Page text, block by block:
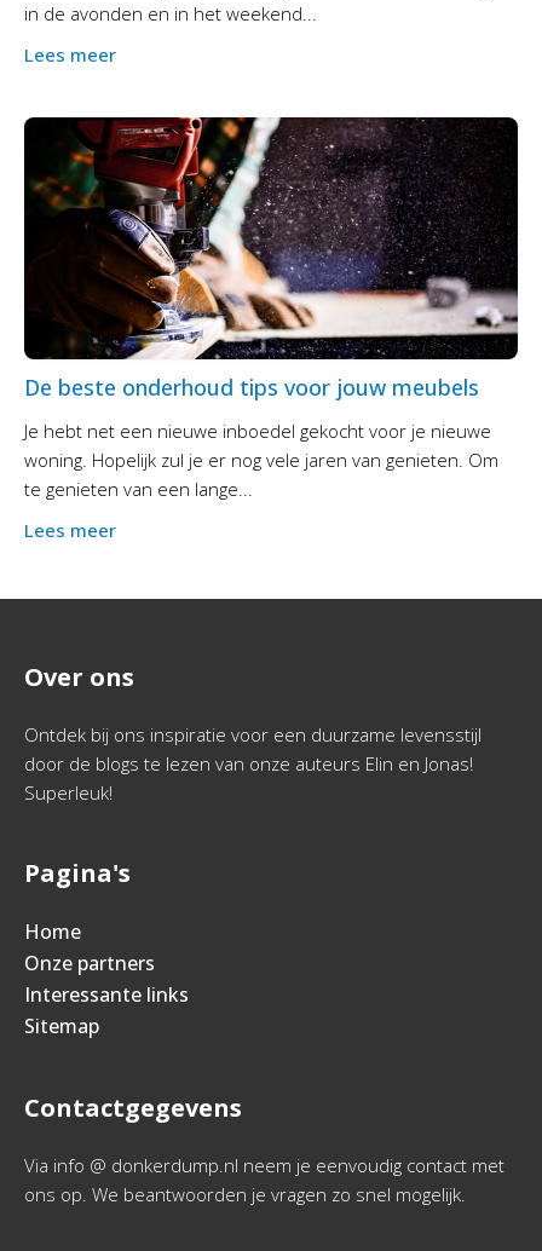
in de avonden en in het weekend...
Lees meer
De beste onderhoud tips voor jouw meubels
Je hebt net een nieuwe inboedel gekocht voor je nieuwe
woning. Hopelijk zul je er nog vele jaren van genieten. Om
te genieten van een lange...
Lees meer
Over ons
Ontdek bij ons inspiratie voor een duurzame levensstijl
door de blogs te lezen van onze auteurs Elin en Jonas!
Superleuk!
Pagina's
Home
Onze partners
Interessante links
Sitemap
Contactgegevens
Via info @ donkerdump.nl neem je eenvoudig contact met
ons op. We beantwoorden je vragen zo snel mogelijk.